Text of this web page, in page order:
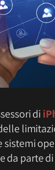
di
da parte